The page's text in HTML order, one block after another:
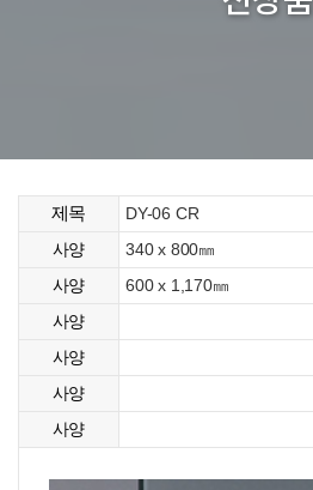
제목 DY-06 CR
사양 340 x 800㎜
사양 600 x 1,170㎜
사양
사양
사양
사양